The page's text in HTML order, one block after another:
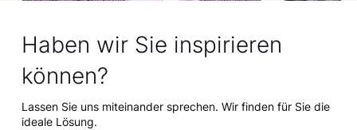
Haben wir Sie inspirieren
können?
Lassen Sie uns miteinander sprechen. Wir finden für Sie die
ideale Lösung.